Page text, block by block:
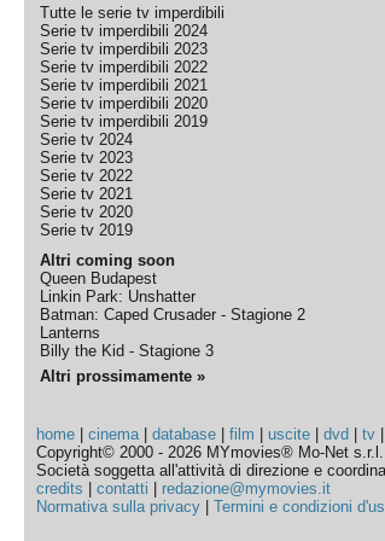
Tutte le serie tv imperdibili
Serie tv imperdibili 2024
Serie tv imperdibili 2023
Serie tv imperdibili 2022
Serie tv imperdibili 2021
Serie tv imperdibili 2020
Serie tv imperdibili 2019
Serie tv 2024
Serie tv 2023
Serie tv 2022
Serie tv 2021
Serie tv 2020
Serie tv 2019
Altri coming soon
Queen Budapest
Linkin Park: Unshatter
Batman: Caped Crusader - Stagione 2
Lanterns
Billy the Kid - Stagione 3
Altri prossimamente »
home |cinema|database |film |uscite |dvd |tv
Copyright© 2000 - 2026 MYmovies® Mo-Net
Società soggetta all'attività di direzione e
credits |contatti
redazione@mymovies.it
Normativa sulla privacy |Termini e condizioni